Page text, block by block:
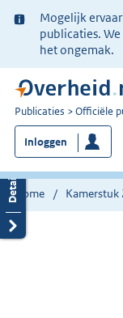
Ter
informatie:
Mogelijk
publicaties.
het ongemak.
U
bent
nu
hier:
Publicaties Officiële
Inloggen
Home Kamerstuk